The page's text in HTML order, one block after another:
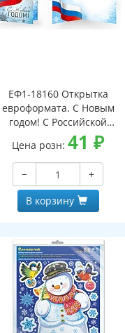
ЕФ1-18160 Открытка
евроформата. С Новым
годом! С Российской
символикой. Без текста
(серебряная фольга)
Цена розн:41₽
−
+
В корзину